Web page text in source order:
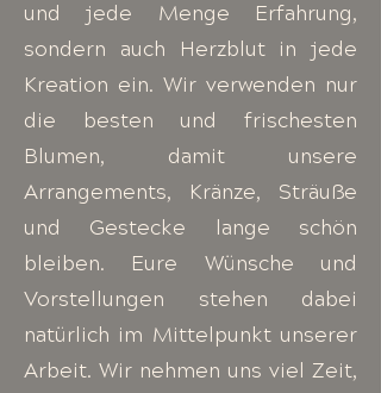
und jede Menge Erfahrung,
sondern auch Herzblut in jede
Kreation ein. Wir verwenden nur
die besten und frischesten
Blumen, damit unsere
Arrangements, Kränze, Sträuße
und Gestecke lange schön
bleiben. Eure Wünsche und
Vorstellungen stehen dabei
natürlich im Mittelpunkt unserer
Arbeit. Wir nehmen uns viel Zeit,